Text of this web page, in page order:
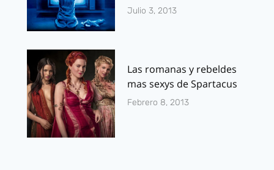
Julio 3, 2013
Las romanas y rebeldes
mas sexys de Spartacus
Febrero 8, 2013